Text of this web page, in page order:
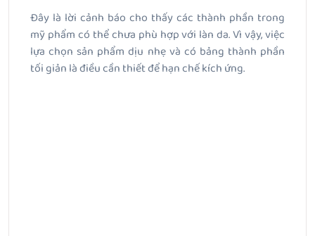
Đây là lời cảnh báo cho thấy các thành phần trong
mỹ phẩm có thể chưa phù hợp với làn da. Vì vậy, việc
lựa chọn sản phẩm dịu nhẹ và có bảng thành phần
tối giản là điều cần thiết để hạn chế kích ứng.